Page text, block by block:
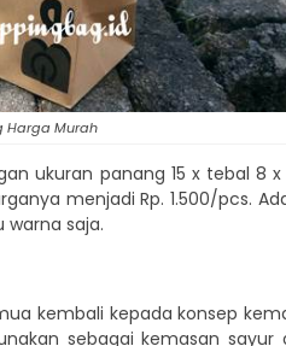
Harga Murah
ukuran panang 15 x tebal 8
menjadi Rp. 1.500/pcs.
saja.
kembali kepada konsep
sebagai kemasan